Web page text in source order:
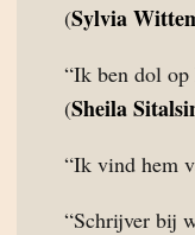
(Sylvia
“Ik ben dol op
(Sheila
“Ik vind hem
“Schrijver bij